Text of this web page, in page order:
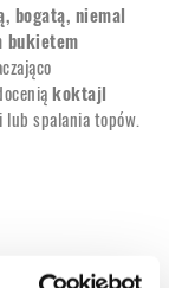
bogatą, niemal
bukietem
koktajl
lub spalania topów.